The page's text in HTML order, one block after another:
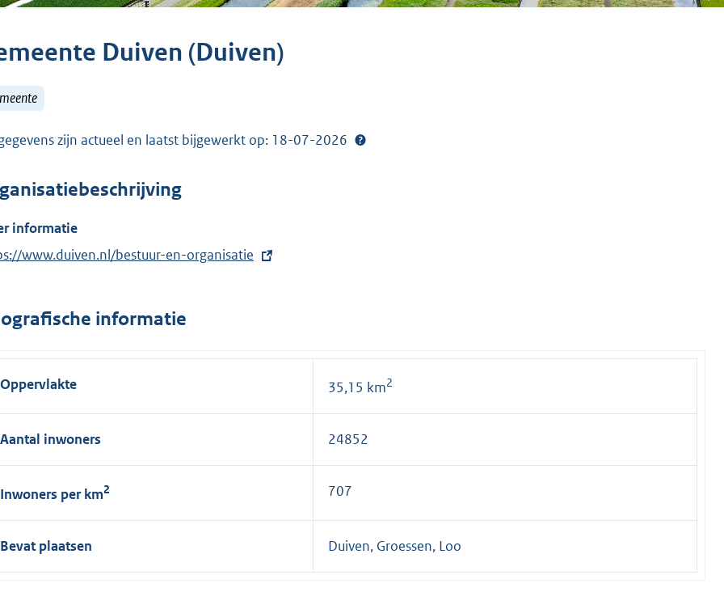
Duiven (Duiven)
zijn actueel en laatst bijgewerkt op: 18-07-2026
informatie
www.duiven.nl/bestuur-en-organisatie
informatie
Oppervlakte 35,15 km2
Aantal inwoners 24852
Inwoners per km2 707
Bevat plaatsen Duiven, Groessen, Loo